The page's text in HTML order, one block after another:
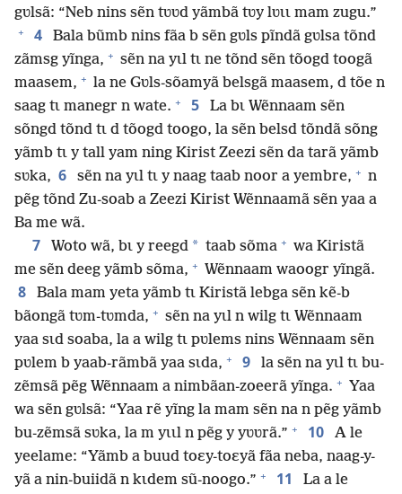
gʋlsã: “Neb nins sẽn tʋʋd yãmbã tʋy lʋɩɩ mam zugu.”
+ 4
Bala bũmb nins fãa b sẽn gʋls pĩndã gʋlsa tõnd
zãmsg yĩnga, + sẽn na yɩl tɩ ne tõnd sẽn tõogd toogã
maasem, + la ne Gʋls-sõamyã belsgã maasem, d tõe n
saag tɩ manegr n wate. + 5
La bɩ Wẽnnaam sẽn
sõngd tõnd tɩ d tõogd toogo, la sẽn belsd tõndã sõng
yãmb tɩ y tall yam ning Kirist Zeezi sẽn da tarã yãmb
sʋka, 6 sẽn na yɩl tɩ y naag taab noor a yembre, + n
pẽg tõnd Zu-soab a Zeezi Kirist Wẽnnaamã sẽn yaa a
Ba me wã.
7 Woto wã, bɩ y reegd * taab sõma + wa Kiristã
me sẽn deeg yãmb sõma, + Wẽnnaam waoogr yĩngã.
8
Bala mam yeta yãmb tɩ Kiristã lebga sẽn kẽ-b
bãongã tʋm-tʋmda, + sẽn na yɩl n wilg tɩ Wẽnnaam
yaa sɩd soaba, la a wilg tɩ pʋlems nins Wẽnnaam sẽn
pʋlem b yaab-rãmbã yaa sɩda, + 9
la sẽn na yɩl tɩ bu-
zẽmsã pẽg Wẽnnaam a nimbãan-zoeerã yĩnga. + Yaa
wa sẽn gʋlsã: “Yaa rẽ yĩng la mam sẽn na n pẽg yãmb
bu-zẽmsã sʋka, la m yɩɩl n pẽg y yʋʋrã.” + 10
A le
yeelame: “Yãmb a buud toɛy-toɛyã fãa neba, naag-y-
yã a nin-buiidã n kɩdem sũ-noogo.” + 11
La a le